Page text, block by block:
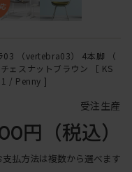
03 （vertebra03） 4本脚 （
ェスナットブラウン ［ KS
/ Penny ]
受注生産
円 （税込）
支払方法は複数から選べます